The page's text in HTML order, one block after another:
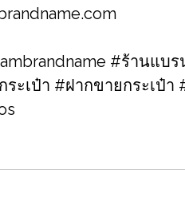
#ร้านแบ
ะเป๋า #ฝากขายกระเป๋